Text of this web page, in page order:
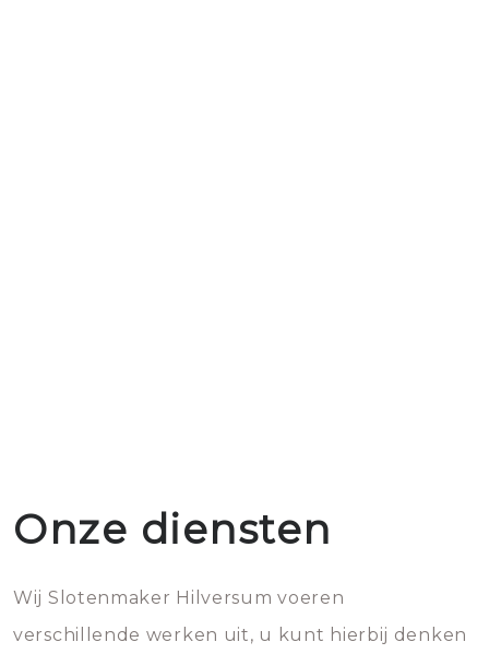
Onze diensten
Wij Slotenmaker Hilversum voeren
verschillende werken uit, u kunt hierbij denken